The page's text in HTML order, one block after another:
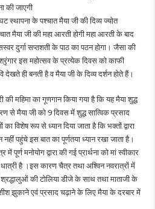
की जाएगी
स्थापना के पश्चात मैया जी की दिव्य ज्योत
मैया जी की महा आरती होगी महा आरती के बाद
सस्वर दुर्गा सप्तशती के पाठ का पठन होगा। जैसा की
श्रृंगार इस महोत्सव के प्रत्येक दिवस को काफी
ही बनती है व मैया जी के दिव्य दर्शन होते हैं।
की महिमा का गूणगान किया गया है कि यह मैया शुद्ध
से मैया जी को 9 दिवस में शुद्ध सात्विक प्रसाद
विशेष रूप से ध्यान दिया जाता है कि भक्तों द्वारा
पहुंचे इस बात का पूर्णतया ध्यान रखा जाता है।
पूर्ण मनोयोग द्वारा की गई प्रार्थना को मां स्वीकार
है ।इस कारण चैत्र तथा अश्विन नवरात्रों में
की टोलिया डीजे के साथ तथा माताजी के
झुकाने एवं प्रसाद चढ़ाने के लिए मैया के दरबार में